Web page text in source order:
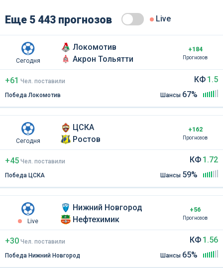
Еще 5 443 прогнозов Live
Сегодня
Локомотив
Акрон Тольятти
+184
Прогнозов
+61 Чел поставили
Победа Локомотив
КФ 1.5
Шансы 67%
Сегодня
ЦСКА
Ростов
+162
Прогнозов
+45 Чел поставили
Победа ЦСКА
КФ 1.72
Шансы 59%
Live
Нижний Новгород
Нефтехимик
+56
Прогнозов
+30 Чел поставили
Победа Нижний Новгород
КФ 1.56
Шансы 65%